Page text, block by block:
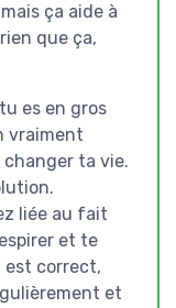
ça aide à
que ça,
es en gros
vraiment
changer ta vie.
liée au fait
et te
est correct,
et